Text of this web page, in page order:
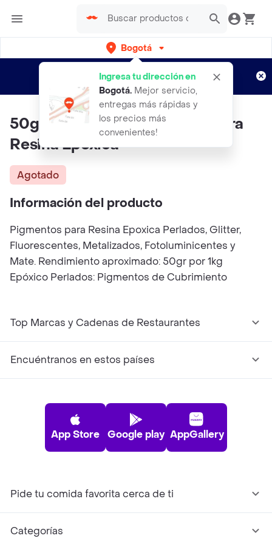
Bogotá
Ingresa tu dirección en
Bogotá. Mejor servicio,
entregas más rápidas y
los precios más
convenientes!
envíos gratis por semanas
Aplican TyC
50gr Pigmentos Nacarados Para
Resina Epoxica
Agotado
Información del producto
Pigmentos para Resina Epoxica Perlados, Glitter,
Fluorescentes, Metalizados, Fotoluminicentes y
Mate. Rendimiento aproximado: 50gr por 1kg
Epóxico Perlados: Pigmentos de Cubrimiento
Top Marcas y Cadenas de Restaurantes
Encuéntranos en estos países
App Store Google play AppGallery
Pide tu comida favorita cerca de ti
Categorías